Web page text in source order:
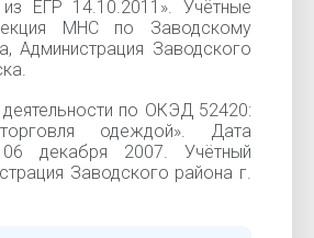
ЕГР 14.10.2011». Учётные
МНС по Заводскому
Администрация Заводского
по ОКЭД 52420:
одеждой». Дата
06 декабря 2007. Учётный
Заводского района г.